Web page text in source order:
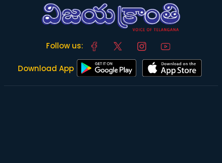
Follow us:
Download App